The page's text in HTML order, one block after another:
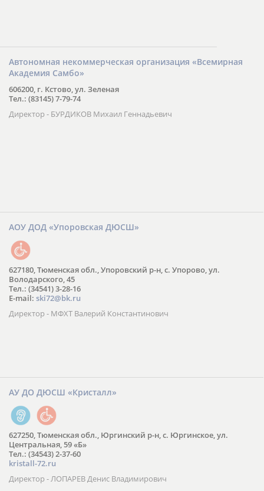
Автономная некоммерческая организация «Всемирная
Академия Самбо»
606200, г. Кстово, ул. Зеленая
Тел.: (83145) 7-79-74
Директор - БУРДИКОВ Михаил Геннадьевич
АОУ ДОД «Упоровская ДЮСШ»
627180, Тюменская обл., Упоровский р-н, с. Упорово, ул.
Володарского, 45
Тел.: (34541) 3-28-16
E-mail: ski72@bk.ru
Директор - МФХТ Валерий Константинович
АУ ДО ДЮСШ «Кристалл»
627250, Тюменская обл., Юргинский р-н, с. Юргинское, ул.
Центральная, 59 «Б»
Тел.: (34543) 2-37-60
kristall-72.ru
Директор - ЛОПАРЕВ Денис Владимирович